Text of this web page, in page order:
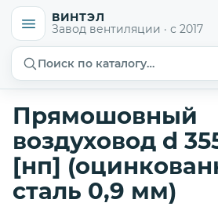
ВИНТЭЛ
Завод вентиляции · с 2017
Поиск по каталогу…
Прямошовный
воздуховод d
[нп]
сталь 0,9 мм)